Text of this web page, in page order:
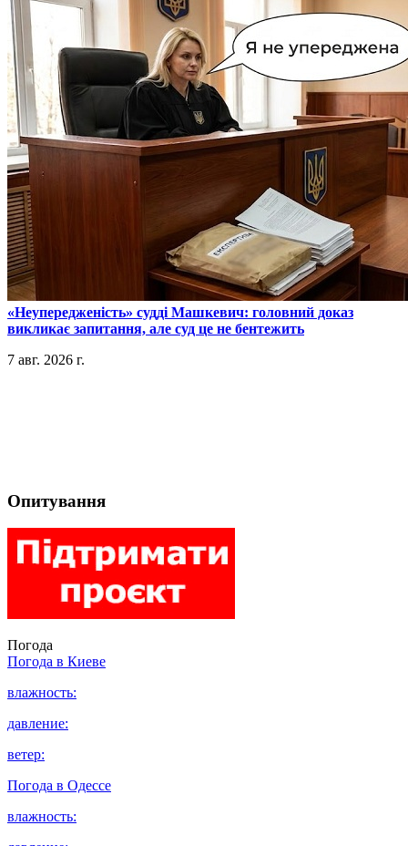
​«Неупередженість» судді Машкевич: головний доказ
викликає запитання, але суд це не бентежить
7 авг. 2026 г.
Опитування
Погода
Погода в Киеве
влажность:
давление:
ветер:
Погода в Одессе
влажность: